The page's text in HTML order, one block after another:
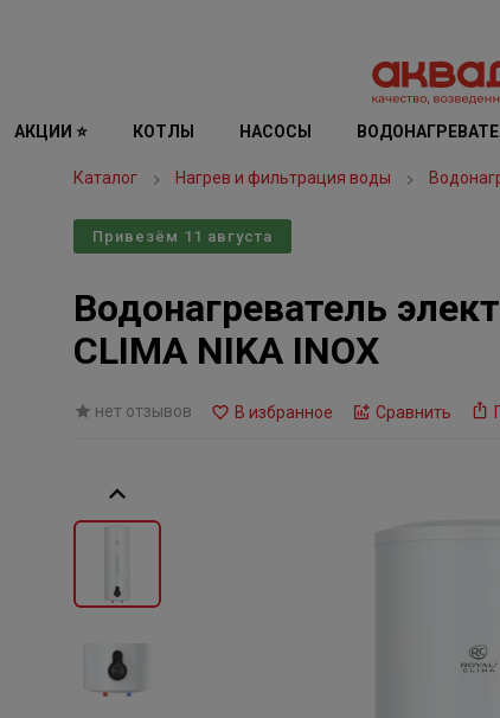
АКЦИИ ⭐ КОТЛЫ НАСОСЫ
Каталог Нагрев и фильтрация воды
Привезём 11 августа
Водонагреватель
CLIMA NIKA INOX
нет отзывов В избранное Сравнить